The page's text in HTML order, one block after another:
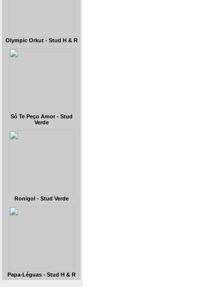
Olympic Orkut - Stud H & R
Só Te Peço Amor - Stud
Verde
Ronigol - Stud Verde
Papa-Léguas - Stud H & R